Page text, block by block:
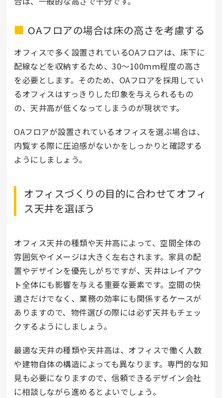
OAフロアの場合は床の高さを考慮する
オフィスで多く設置されているOAフロアは、床下に
配線などを収納するため、30～100ｍｍ程度の高さ
を必要とします。そのため、OAフロアを採用してい
るオフィスはすっきりした印象を与えられるもの
の、天井高が低くなってしまうのが現状です。
OAフロアが設置されているオフィスを選ぶ場合は、
内覧する際に圧迫感がないかをしっかりと確認する
ようにしましょう。
オフィスづくりの目的に合わせてオフィ
ス天井を選ぼう
オフィス天井の種類や天井高によって、空間全体の
雰囲気やイメージは大きく左右されます。家具の配
置やデザインを優先しがちですが、天井はレイアウ
ト全体にも影響を与える重要な要素です。空間の快
適さだけでなく、業務の効率にも関係するケースが
ありますので、物件選びの際には必ず天井もチェッ
クするようにしましょう。
最適な天井の種類や天井高は、オフィスで働く人数
や建物自体の構造によっても異なります。専門的な知
見も必要になりますので、信頼できるデザイン会社
に相談しながら進めるとよいでしょう。